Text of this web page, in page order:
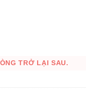
TRỞ LẠI SAU.